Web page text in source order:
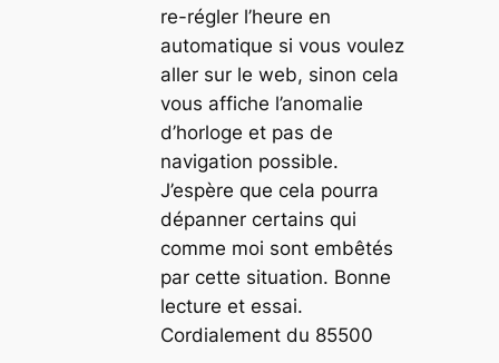
re-régler l’heure en
automatique si vous voulez
aller sur le web, sinon cela
vous affiche l’anomalie
d’horloge et pas de
navigation possible.
J’espère que cela pourra
dépanner certains qui
comme moi sont embêtés
par cette situation. Bonne
lecture et essai.
Cordialement du 85500